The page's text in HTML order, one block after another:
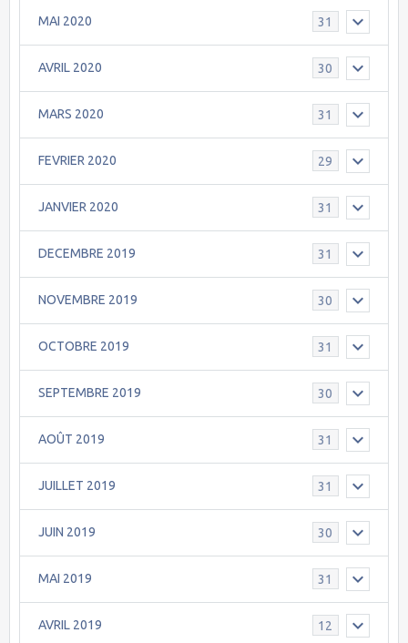
MAI 2020 31
AVRIL 2020 30
MARS 2020 31
FEVRIER 2020 29
JANVIER 2020 31
DECEMBRE 2019 31
NOVEMBRE 2019 30
OCTOBRE 2019 31
SEPTEMBRE 2019 30
AOÛT 2019 31
JUILLET 2019 31
JUIN 2019 30
MAI 2019 31
AVRIL 2019 12